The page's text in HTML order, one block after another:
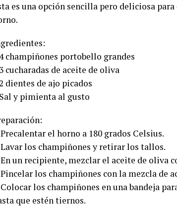
es una opción sencilla pero deliciosa
champiñones portobello grandes
cucharadas de aceite de oliva
dientes de ajo picados
y pimienta al gusto
Precalentar el horno a 180 grados Celsius.
Lavar los champiñones y retirar los tallos.
En un recipiente, mezclar el aceite de oliva
Pincelar los champiñones con la mezcla de
Colocar los champiñones en una bandeja
que estén tiernos.